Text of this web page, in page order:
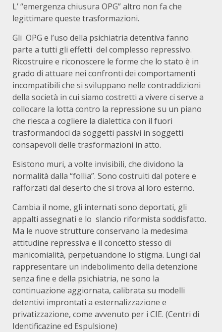
L’ “emergenza chiusura OPG” altro non fa che
legittimare queste trasformazioni.
Gli OPG e l’uso della psichiatria detentiva fanno
parte a tutti gli effetti del complesso repressivo.
Ricostruire e riconoscere le forme che lo stato è in
grado di attuare nei confronti dei comportamenti
incompatibili che si sviluppano nelle contraddizioni
della società in cui siamo costretti a vivere ci serve a
collocare la lotta contro la repressione su un piano
che riesca a cogliere la dialettica con il fuori
trasformandoci da soggetti passivi in soggetti
consapevoli delle trasformazioni in atto.
Esistono muri, a volte invisibili, che dividono la
normalità dalla “follia”. Sono costruiti dal potere e
rafforzati dal deserto che si trova al loro esterno.
Cambia il nome, gli internati sono deportati, gli
appalti assegnati e lo slancio riformista soddisfatto.
Ma le nuove strutture conservano la medesima
attitudine repressiva e il concetto stesso di
manicomialità, perpetuandone lo stigma. Lungi dal
rappresentare un indebolimento della detenzione
senza fine e della psichiatria, ne sono la
continuazione aggiornata, calibrata su modelli
detentivi improntati a esternalizzazione e
privatizzazione, come avvenuto per i CIE. (Centri di
Identificazine ed Espulsione)